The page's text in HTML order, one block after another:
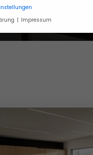
Impressum
oder sich weitere
Cookies
Zurück
Nur essenzielle